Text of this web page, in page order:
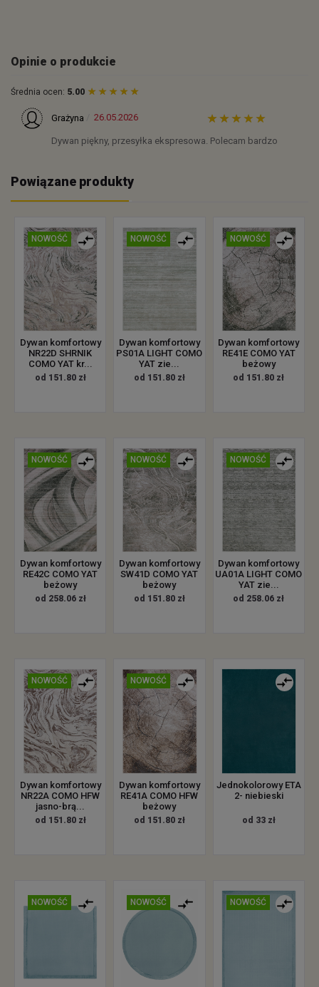
Opinie o produkcie
Średnia ocen: 5.00
Grażyna 26.05.2026
Dywan piękny, przesyłka ekspresowa. Polecam bardzo
Powiązane produkty
NOWOŚĆ
Dywan komfortowy
NR22D SHRNIK
COMO YAT kr...
od 151.80 zł
NOWOŚĆ
Dywan komfortowy
PS01A LIGHT COMO
YAT zie...
od 151.80 zł
NOWOŚĆ
Dywan komfortowy
RE41E COMO YAT
beżowy
od 151.80 zł
NOWOŚĆ
Dywan komfortowy
RE42C COMO YAT
beżowy
od 258.06 zł
NOWOŚĆ
Dywan komfortowy
SW41D COMO YAT
beżowy
od 151.80 zł
NOWOŚĆ
Dywan komfortowy
UA01A LIGHT COMO
YAT zie...
od 258.06 zł
NOWOŚĆ
Dywan komfortowy
NR22A COMO HFW
jasno-brą...
od 151.80 zł
NOWOŚĆ
Dywan komfortowy
RE41A COMO HFW
beżowy
od 151.80 zł
Jednokolorowy ETA
2- niebieski
od 33 zł
NOWOŚĆ NOWOŚĆ NOWOŚĆ